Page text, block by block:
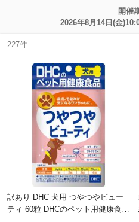
開催
2026年8月14日(金
227件
訳あり DHC 犬用 つやつやビュー
ティ 60粒 DHCのペット用健康食品